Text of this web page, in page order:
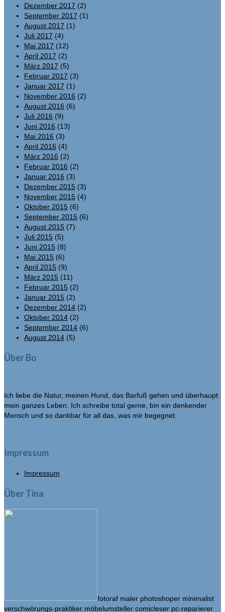
Dezember 2017 (2)
September 2017 (1)
August 2017 (1)
Juli 2017 (4)
Mai 2017 (12)
April 2017 (2)
März 2017 (5)
Februar 2017 (3)
Januar 2017 (1)
November 2016 (2)
August 2016 (6)
Juli 2016 (9)
Juni 2016 (13)
Mai 2016 (3)
April 2016 (4)
März 2016 (2)
Februar 2016 (2)
Januar 2016 (3)
Dezember 2015 (3)
November 2015 (4)
Oktober 2015 (6)
September 2015 (6)
August 2015 (7)
Juli 2015 (5)
Juni 2015 (8)
Mai 2015 (6)
April 2015 (9)
März 2015 (11)
Februar 2015 (2)
Januar 2015 (2)
Dezember 2014 (2)
Oktober 2014 (2)
September 2014 (6)
August 2014 (5)
Über Bo
Ich liebe die Natur, meinen Hund, das Barfuß gehen und überhaupt
mein ganzes Leben. Ich schreibe total gerne, bin ein denkender
Mensch und so dankbar für all das, was mir begegnet.
Impressum
Impressum
Über Tina
fotoraf maler photoshoper minimalist
verschwörungs-praktiker möbelumsteller comicleser pc-reparierer